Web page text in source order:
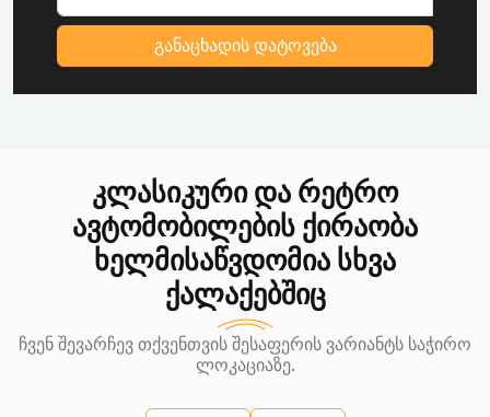
განაცხადის დატოვება
კლასიკური და რეტრო
ავტომობილების ქირაობა
ხელმისაწვდომია სხვა
ქალაქებშიც
ჩვენ შევარჩევ თქვენთვის შესაფერის ვარიანტს საჭირო
ლოკაციაზე.